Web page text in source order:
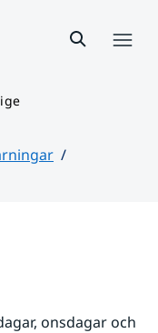
onsdagar och